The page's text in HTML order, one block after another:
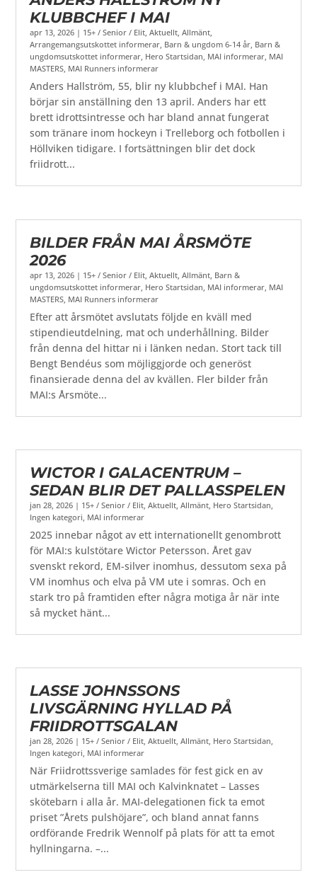
KLUBBCHEF I MAI
apr 13, 2026 | 15+ / Senior / Elit,Aktuellt,Allmänt,
Arrangemangsutskottet informerar, Barn & ungdom 6-14 år, Barn &
ungdomsutskottet informerar, Hero Startsidan, MAI informerar, MAI
MASTERS, MAI Runners informerar
Anders Hallström, 55, blir ny klubbchef i MAI. Han
börjar sin anställning den 13 april. Anders har ett
brett idrottsintresse och har bland annat fungerat
som tränare inom hockeyn i Trelleborg och fotbollen i
Höllviken tidigare. I fortsättningen blir det dock
friidrott...
BILDER FRÅN MAI ÅRSMÖTE
2026
apr 13, 2026 | 15+ / Senior / Elit ,Aktuellt ,Allmänt Barn &
ungdomsutskottet informerar Hero Startsidan MAI informerar MAI
MASTERS MAI Runners informerar
Efter att årsmötet avslutats följde en kväll med
stipendieutdelning, mat och underhållning. Bilder
från denna del hittar ni i länken nedan. Stort tack till
Bengt Bendéus som möjliggjorde och generöst
finansierade denna del av kvällen. Fler bilder från
MAI:s Årsmöte...
WICTOR I GALACENTRUM –
SEDAN BLIR DET PALLASSPELEN
jan 28, 2026 | 15+ / Senior / Elit,Aktuellt,Allmänt, Hero Startsidan,
Ingen kategori, MAI informerar
2025 innebar något av ett internationellt genombrott
för MAI:s kulstötare Wictor Petersson. Året gav
svenskt rekord, EM-silver inomhus, dessutom sexa på
VM inomhus och elva på VM ute i somras. Och en
stark tro på framtiden efter några motiga år när inte
så mycket hänt...
LASSE JOHNSSONS
LIVSGÄRNING HYLLAD PÅ
FRIIDROTTSGALAN
jan 28, 2026 | 15+ / Senior / Elit,Aktuellt,Allmänt, Hero Startsidan,
Ingen kategori, MAI informerar
När Friidrottssverige samlades för fest gick en av
utmärkelserna till MAI och Kalvinknatet – Lasses
skötebarn i alla år. MAI-delegationen fick ta emot
priset ”Årets pulshöjare”, och bland annat fanns
ordförande Fredrik Wennolf på plats för att ta emot
hyllningarna. –...